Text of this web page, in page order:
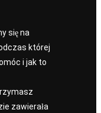
się na
której
i jak to
zawierała